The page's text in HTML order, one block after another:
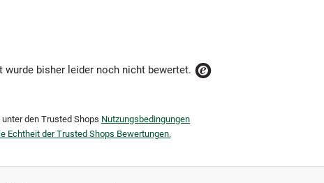
wurde bisher leider noch nicht bewertet.
den Trusted Shops Nutzungsbedingungen
Echtheit der Trusted Shops Bewertungen.